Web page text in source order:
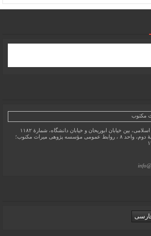
تهران، خیابان انقلاب اسلامی، بین خیابان ابوریحان و خیابان دانشگاه، شمارۀ ۱۱۸۲
(ساختمان فروردین)، طبقۀ دوم، واحد ۸ ، روابط عمومی مؤسسه پژوهی میراث مکتوب؛